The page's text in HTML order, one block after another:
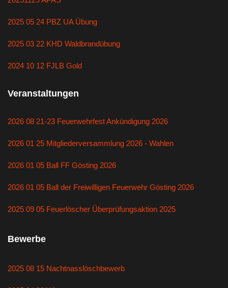
2025 05 24 PBZ UA Übung
2025 03 22 KHD Waldbrandübung
2024 10 12 FJLB Gold
Veranstaltungen
2026 08 21-23 Feuerwehrfest Ankündigung 2026
2026 01 25 Mitgliederversammlung 2026 - Wahlen
2026 01 05 Ball FF Gösting 2026
2026 01 05 Ball der Freiwilligen Feuerwehr Gösting 2026
2025 09 05 Feuerlöscher Überprüfungsaktion 2025
Bewerbe
2025 08 15 Nachtnasslöschbewerb